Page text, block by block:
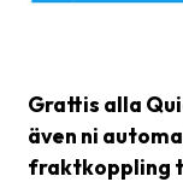
Downloads
Barcode
Grattis alla
även ni
fraktkoppling